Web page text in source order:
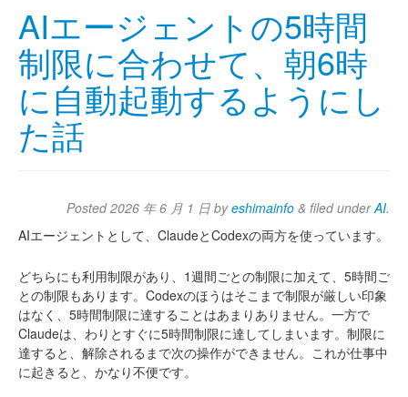
AIエージェントの5時間
制限に合わせて、朝6時
に自動起動するようにし
た話
Posted2026 年 6 月 1 日 byeshimainfo & filed underAI.
AIエージェントとして、ClaudeとCodexの両方を使っています。
どちらにも利用制限があり、1週間ごとの制限に加えて、5時間ご
との制限もあります。Codexのほうはそこまで制限が厳しい印象
はなく、5時間制限に達することはあまりありません。一方で
Claudeは、わりとすぐに5時間制限に達してしまいます。制限に
達すると、解除されるまで次の操作ができません。これが仕事中
に起きると、かなり不便です。